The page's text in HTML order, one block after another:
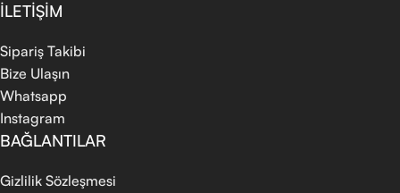
İLETİŞİM
Sipariş Takibi
Bize Ulaşın
Whatsapp
Instagram
BAĞLANTILAR
Gizlilik Sözleşmesi